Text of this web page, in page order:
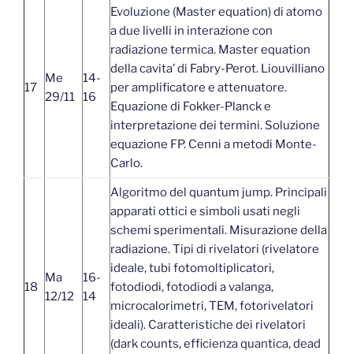
17
Me
29/11
14-
16
Evoluzione (Master equation) di atomo
a due livelli in interazione con
radiazione termica. Master equation
della cavita’ di Fabry-Perot. Liouvilliano
per amplificatore e attenuatore.
Equazione di Fokker-Planck e
interpretazione dei termini. Soluzione
equazione FP. Cenni a metodi Monte-
Carlo.
18
Ma
12/12
16-
14
Algoritmo del quantum jump. Principali
apparati ottici e simboli usati negli
schemi sperimentali. Misurazione della
radiazione. Tipi di rivelatori (rivelatore
ideale, tubi fotomoltiplicatori,
fotodiodi, fotodiodi a valanga,
microcalorimetri, TEM, fotorivelatori
ideali). Caratteristiche dei rivelatori
(dark counts, efficienza quantica, dead